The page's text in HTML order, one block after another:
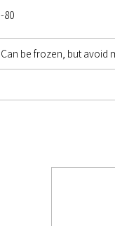
-80
Can be frozen, but avoid